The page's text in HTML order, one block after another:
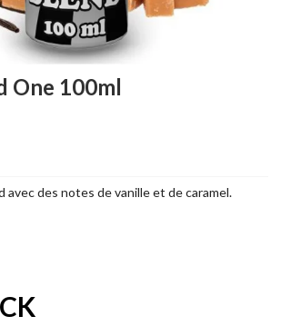
One 100ml
avec des notes de vanille et de caramel.